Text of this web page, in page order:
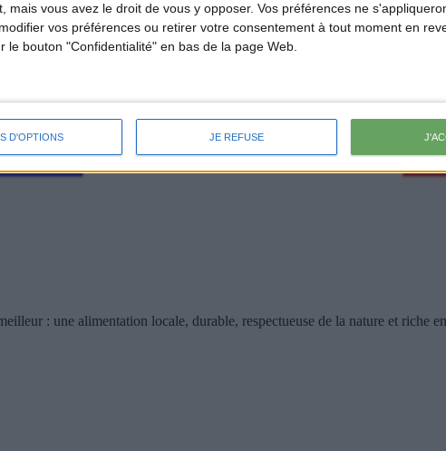
mais vous avez le droit de vous y opposer. Vos préférences ne
vos préférences ou retirer votre consentement à tout moment en
le bouton "Confidentialité" en bas de la page Web.
D'OPTIONS JE REFUSE
: une alimentation locale, durable, respectueuse de la nature et riche